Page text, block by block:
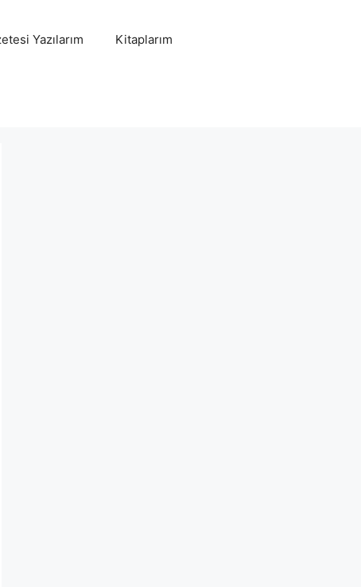
Yazılarım Kitaplarım